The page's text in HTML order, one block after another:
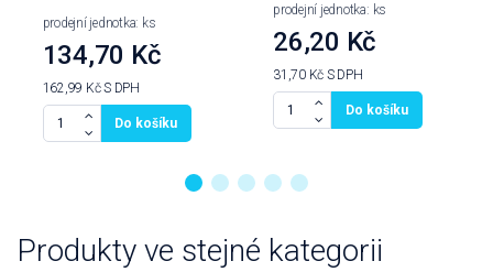
prodejní jednotka: ks
134,70 Kč
162,99 KčS DPH
Do košíku
prodejní jednotka: ks
26,20 Kč
31,70 Kč S DPH
Do košíku
Produkty ve stejné kategorii